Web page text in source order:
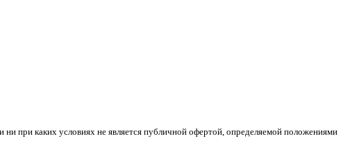
при каких условиях не является публичной офертой, определяемой положениями